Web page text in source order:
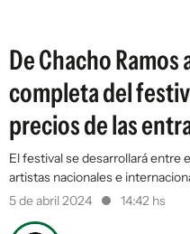
De Chacho Ramos
completa del
precios de las
El festival se desarrollará entre
artistas nacionales e
5 de abril 2024
14:42 hs